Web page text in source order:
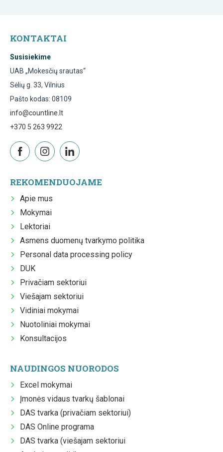
KONTAKTAI
Susisiekime
UAB „Mokesčių srautas“
Sėlių g. 33, Vilnius
Pašto kodas: 08109
info@countline.lt
+370 5 263 9922
REKOMENDUOJAME
Apie mus
Mokymai
Lektoriai
Asmens duomenų tvarkymo politika
Personal data processing policy
DUK
Privačiam sektoriui
Viešajam sektoriui
Vidiniai mokymai
Nuotoliniai mokymai
Konsultacijos
NAUDINGOS NUORODOS
Excel mokymai
Įmonės vidaus tvarkų šablonai
DAS tvarka (privačiam sektoriui)
DAS Online programa
DAS tvarka (viešajam sektoriui